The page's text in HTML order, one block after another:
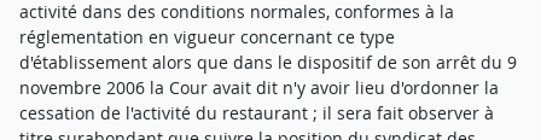
activité dans des conditions normales, conformes à la
réglementation en vigueur concernant ce type
d'établissement alors que dans le dispositif de son arrêt du 9
novembre 2006 la Cour avait dit n'y avoir lieu d'ordonner la
cessation de l'activité du restaurant ; il sera fait observer à